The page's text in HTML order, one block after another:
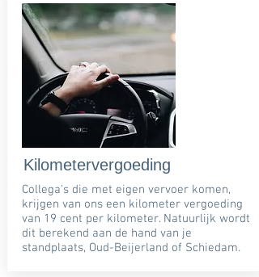
Kilometervergoeding
Collega's die met eigen vervoer komen,
krijgen van ons een kilometer vergoeding
van 19 cent per kilometer. Natuurlijk wordt
dit berekend aan de hand van je
standplaats, Oud-Beijerland of Schiedam.